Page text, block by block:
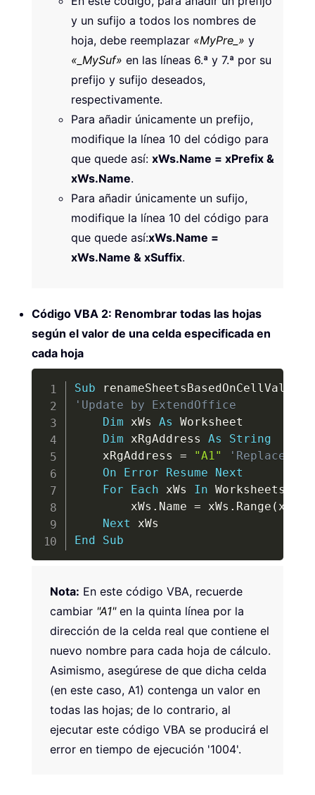
y un sufijo a todos los nombres de
hoja, debe reemplazar «MyPre_» y
«_MySuf» en las líneas 6.ª y 7.ª por su
prefijo y sufijo deseados,
respectivamente.
Para añadir únicamente un prefijo,
modifique la línea 10 del código para
que quede así: xWs.Name = xPrefix &
xWs.Name.
Para añadir únicamente un sufijo,
modifique la línea 10 del código para
que quede así:xWs.Name =
xWs.Name & xSuffix.
Código VBA 2: Renombrar todas las hojas
según el valor de una celda especificada en
cada hoja
Sub renameSheetsBasedOnCellValue
'Update by ExtendOffice
Dim xWs As Worksheet
Dim xRgAddress As
String
    xRgAddress
= "A1"
'Replace
On
Error Resume
Next
For
Each xWs In Worksheets
        xWs
. Name = xWs . Range (
Next
End
Sub
Copy
Nota: En este código VBA, recuerde
cambiar "A1"en la quinta línea por la
dirección de la celda real que contiene el
nuevo nombre para cada hoja de cálculo.
Asimismo, asegúrese de que dicha celda
(en este caso, A1) contenga un valor en
todas las hojas; de lo contrario, al
ejecutar este código VBA se producirá el
error en tiempo de ejecución '1004'.